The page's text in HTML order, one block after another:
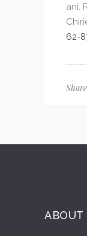
ani.
62-
Share
ABOUT